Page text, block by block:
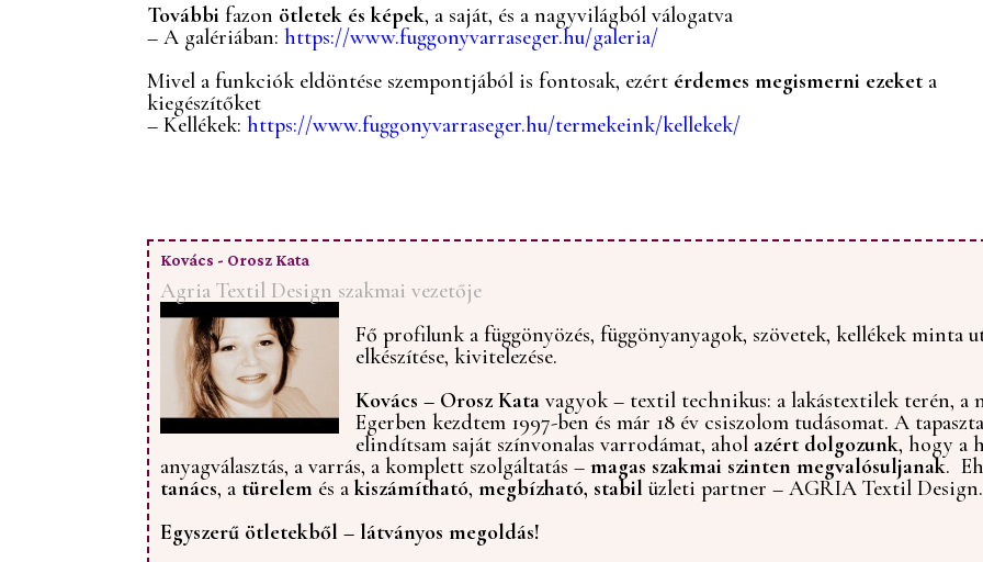
Továbbifazon ötletek és képek, a saját, és a nagyvilágból válogatva
– A galériában:https://www.fuggonyvarraseger.hu/galeria/
Mivel a funkciók eldöntése szempontjából is fontosak, ezért érdemes megismerni ezeket a
kiegészítőket
– Kellékek:https://www.fuggonyvarraseger.hu/termekeink/kellekek/
Kovács - Orosz Kata
Agria Textil Design szakmai vezetője
Fő profilunk a függönyözés, függönyanyagok, szövetek, kellékek minta
elkészítése, kivitelezése.
Kovács – Orosz Kata vagyok – textil technikus: a lakástextilek terén,
Egerben kezdtem 1997-ben és már 18 év csiszolom tudásomat. A
elindítsam saját színvonalas varrodámat, ahol azért dolgozunk, hogy a
anyagválasztás, a varrás, a komplett szolgáltatás –magas szakmai szinten megvalósuljanak.
tanács, a türelem és akiszámítható,megbízható, stabil üzleti partner – AGRIA Textil Design.
Egyszerű ötletekből – látványos megoldás!